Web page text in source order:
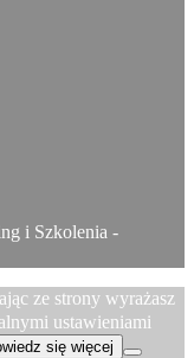
i Szkolenia -
ze strony wyrażasz
ustawieniami
się więcej